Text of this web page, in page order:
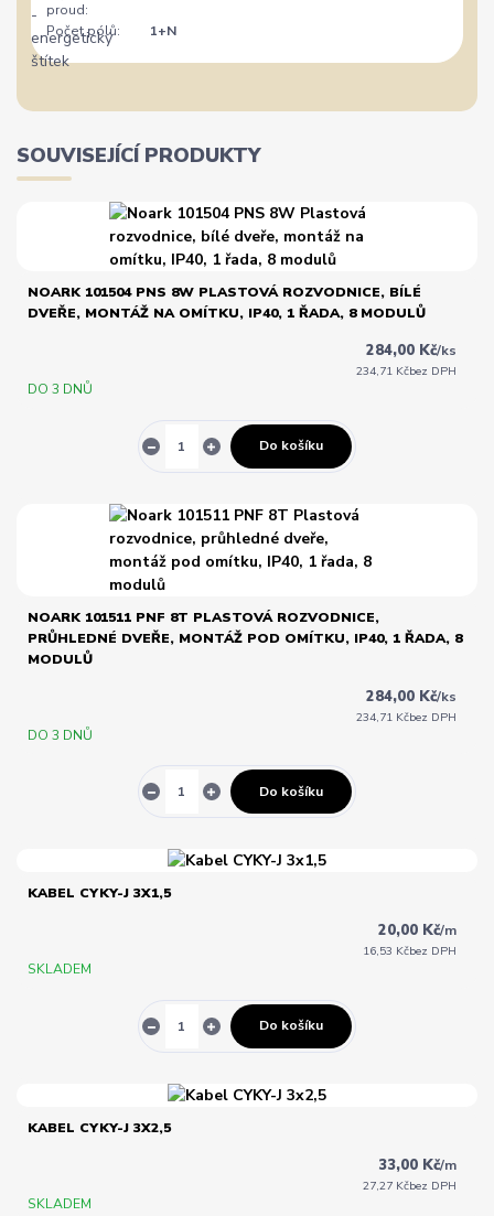
proud:
Počet pólů: 1+N
SOUVISEJÍCÍ PRODUKTY
NOARK 101504 PNS 8W PLASTOVÁ ROZVODNICE, BÍLÉ
DVEŘE, MONTÁŽ NA OMÍTKU, IP40, 1 ŘADA, 8 MODULŮ
284,00 Kč/ks
234,71 Kčbez DPH
DO 3 DNŮ
Do košíku
NOARK 101511 PNF 8T PLASTOVÁ ROZVODNICE,
PRŮHLEDNÉ DVEŘE, MONTÁŽ POD OMÍTKU, IP40, 1 ŘADA, 8
MODULŮ
284,00 Kč/ks
234,71 Kčbez DPH
DO 3 DNŮ
Do košíku
KABEL CYKY-J 3X1,5
20,00 Kč/m
16,53 Kčbez DPH
SKLADEM
Do košíku
KABEL CYKY-J 3X2,5
33,00 Kč/m
27,27 Kčbez DPH
SKLADEM